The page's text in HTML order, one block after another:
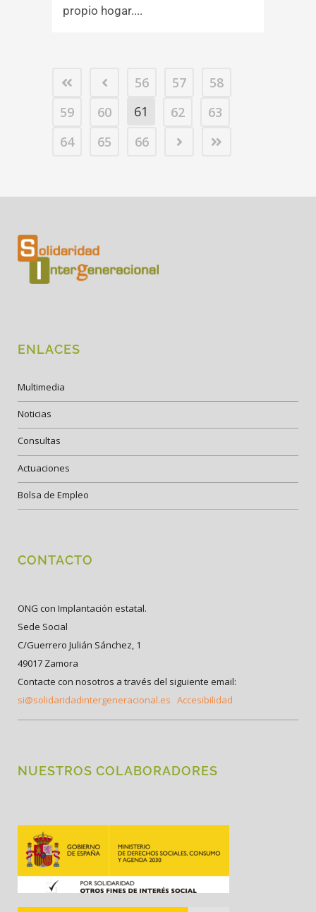
propio hogar....
56 57
58
59
60 61 62
63
64
65 66
ENLACES
Multimedia
Noticias
Consultas
Actuaciones
Bolsa de Empleo
CONTACTO
ONG con Implantación estatal.
Sede Social
C/Guerrero Julián Sánchez, 1
49017 Zamora
Contacte con nosotros a través del siguiente email:
si@solidaridadintergeneracional.es Accesibilidad
NUESTROS COLABORADORES